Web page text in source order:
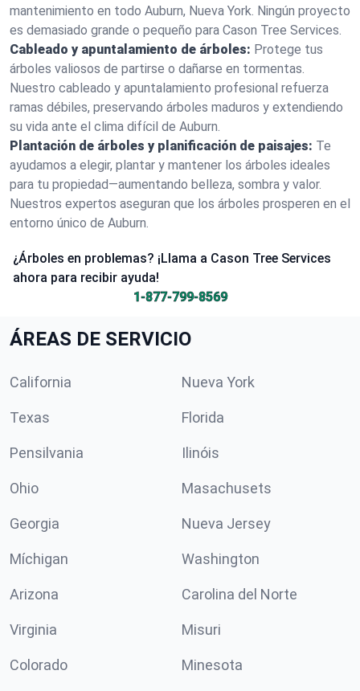
mantenimiento en todo Auburn, Nueva York. Ningún proyecto
es demasiado grande o pequeño para Cason Tree Services.
Cableado y apuntalamiento de árboles: Protege tus
árboles valiosos de partirse o dañarse en tormentas.
Nuestro cableado y apuntalamiento profesional refuerza
ramas débiles, preservando árboles maduros y extendiendo
su vida ante el clima difícil de Auburn.
Plantación de árboles y planificación de paisajes: Te
ayudamos a elegir, plantar y mantener los árboles ideales
para tu propiedad—aumentando belleza, sombra y valor.
Nuestros expertos aseguran que los árboles prosperen en el
entorno único de Auburn.
¿Árboles en problemas? ¡Llama a Cason Tree Services
ahora para recibir ayuda!
1-877-799-8569
ÁREAS DE SERVICIO
California Nueva York
Texas Florida
Pensilvania Ilinóis
Ohio Masachusets
Georgia Nueva Jersey
Míchigan Washington
Arizona Carolina del Norte
Virginia Misuri
Colorado Minesota